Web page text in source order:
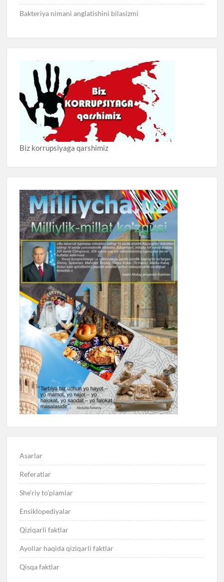
Bakteriya nimani anglatishini bilasizmi
Biz korrupsiyaga qarshimiz
Asarlar
Referatlar
She’riy to’plamlar
Ensiklopediyalar
Qiziqarli faktlar
Ayollar haqida qiziqarli faktlar
Qisqa faktlar